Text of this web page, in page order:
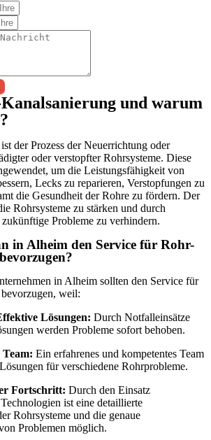
und warum
der Prozess der Neuerrichtung oder
oder verstopfter Rohrsysteme. Diese
um die Leistungsfähigkeit von
Lecks zu reparieren, Verstopfungen zu
die Gesundheit der Rohre zu fördern. Der
Rohrsysteme zu stärken und durch
Probleme zu verhindern.
in Alheim den Service für Rohr-
in Alheim sollten den Service für
weil:
Lösungen: Durch Notfalleinsätze
werden Probleme sofort behoben.
Team: Ein erfahrenes und kompetentes Team
für verschiedene Rohrprobleme.
Fortschritt: Durch den Einsatz
ist eine detaillierte
Rohrsysteme und die genaue
Problemen möglich.